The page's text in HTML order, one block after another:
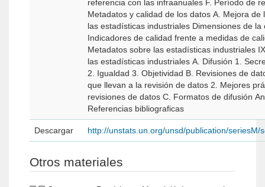
referencia con las infraanuales F. Período de
Metadatos y calidad de los datos A. Mejora de
las estadísticas industriales Dimensiones de la calidad B.
Indicadores de calidad frente a medidas de
Metadatos sobre las estadísticas industriales IX. Difusión de
las estadísticas industriales A. Difusión 1.
2. Igualdad 3. Objetividad B. Revisiones de datos 1.
que llevan a la revisión de datos 2. Mejores
revisiones de datos C. Formatos de difusión Anexos
Referencias bibliograficas
Descargar http://unstats.un.org/unsd/publication/seriesM/
Otros materiales